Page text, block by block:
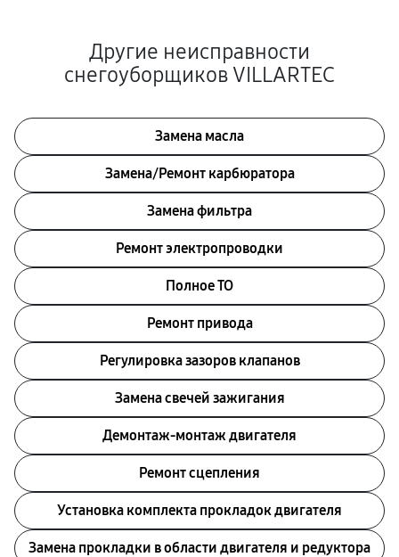
Другие неисправности
снегоуборщиков VILLARTEC
Замена масла
Замена/Pемонт карбюратора
Замена фильтра
Ремонт электропроводки
Полное ТО
Ремонт привода
Регулировка зазоров клапанов
Замена свечей зажигания
Демонтаж-монтаж двигателя
Ремонт сцепления
Установка комплекта прокладок двигателя
Замена прокладки в области двигателя и редуктора